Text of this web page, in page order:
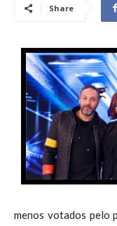
Share
menos votados pelo